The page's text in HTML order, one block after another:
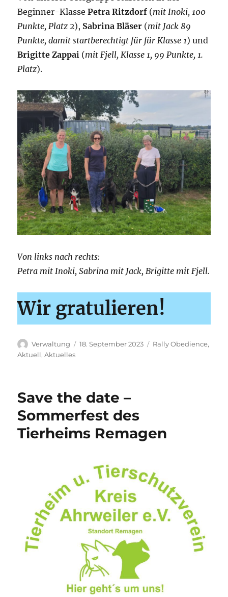
Beginner-KlassePetra Ritzdorf (mit Inoki, 100
Punkte, Platz 2), Sabrina Bläser (mit Jack 89
Punkte, damit startberechtigt für für Klasse 1) und
Brigitte Zappai (mit Fjell, Klasse 1, 99 Punkte, 1.
Platz).
Von links nach rechts:
Petra mit Inoki, Sabrina mit Jack, Brigitte mit Fjell.
Wir gratulieren!
Autor
Verwaltung
Veröffentlicht
18. September 2023 Kategorien
Rally Obedience,
Aktuell,Aktuelles
Save the date –
Sommerfest des
Tierheims Remagen